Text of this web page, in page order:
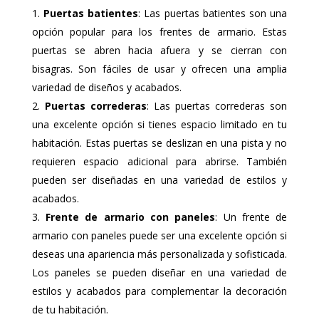
Puertas batientes: Las puertas batientes son una
opción popular para los frentes de armario. Estas
puertas se abren hacia afuera y se cierran con
bisagras. Son fáciles de usar y ofrecen una amplia
variedad de diseños y acabados.
Puertas correderas: Las puertas correderas son
una excelente opción si tienes espacio limitado en tu
habitación. Estas puertas se deslizan en una pista y no
requieren espacio adicional para abrirse. También
pueden ser diseñadas en una variedad de estilos y
acabados.
Frente de armario con paneles: Un frente de
armario con paneles puede ser una excelente opción si
deseas una apariencia más personalizada y sofisticada.
Los paneles se pueden diseñar en una variedad de
estilos y acabados para complementar la decoración
de tu habitación.